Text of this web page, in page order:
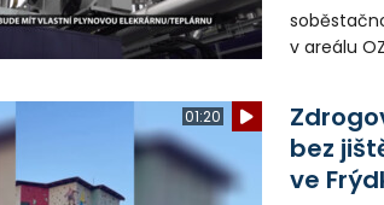
v areálu
01:20
bez
ve